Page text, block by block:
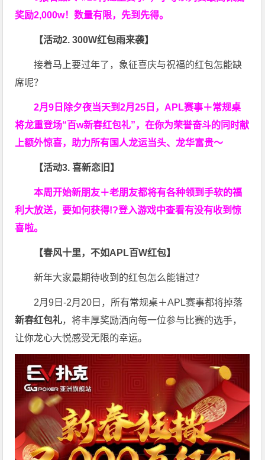
奖励2,000w！数量有限，先到先得。
【活动2. 300W红包雨来袭】
接着马上要过年了，象征喜庆与祝福的红包怎能缺
席呢？
2月9日除夕夜当天到2月25日，APL赛事＋常规桌
将龙重登场“百w新春红包礼”，在你为荣誉奋斗的同时献
上额外惊喜，助力所有国人龙运当头、龙华富贵～
【活动3. 喜新恋旧】
本周开始新朋友＋老朋友都将有各种领到手软的福
利大放送，要如何获得!?登入游戏中查看有没有收到惊
喜啦。
【春风十里，不如APL百W红包】
新年大家最期待收到的红包怎么能错过？
2月9日-2月20日，所有常规桌＋APL赛事都将掉落
新春红包礼，将丰厚奖励洒向每一位参与比赛的选手，
让你龙心大悦感受无限的幸运。